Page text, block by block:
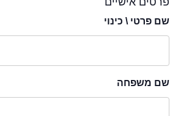
שם פרטי \ כינוי
שם משפחה